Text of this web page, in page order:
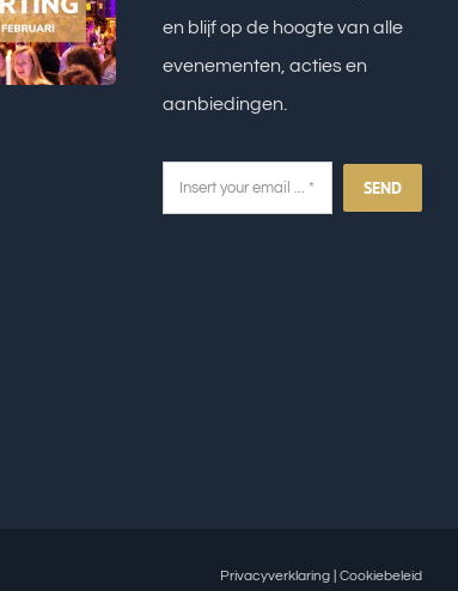
en blijf op de hoogte van alle
evenementen, acties en
aanbiedingen.
SEND
Privacyverklaring |Cookiebeleid